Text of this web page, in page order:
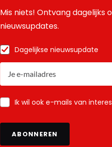
Mis niets! Ontvang dagelijks
nieuwsupdates.
Dagelijkse nieuwsupdate
Ik wil ook e-mails van
ABONNEREN